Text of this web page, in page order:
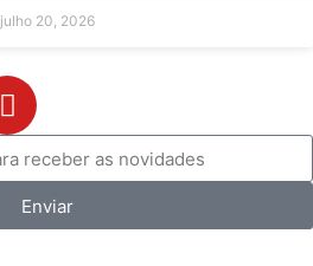
julho 20, 2026
Enviar